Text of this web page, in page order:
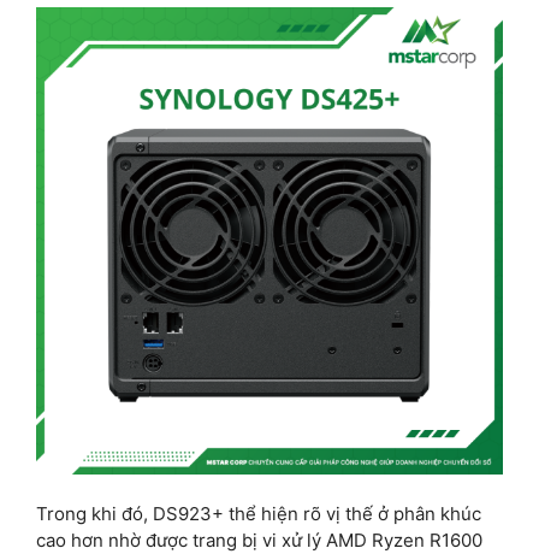
Trong khi đó, DS923+ thể hiện rõ vị thế ở phân khúc
cao hơn nhờ được trang bị vi xử lý AMD Ryzen R1600